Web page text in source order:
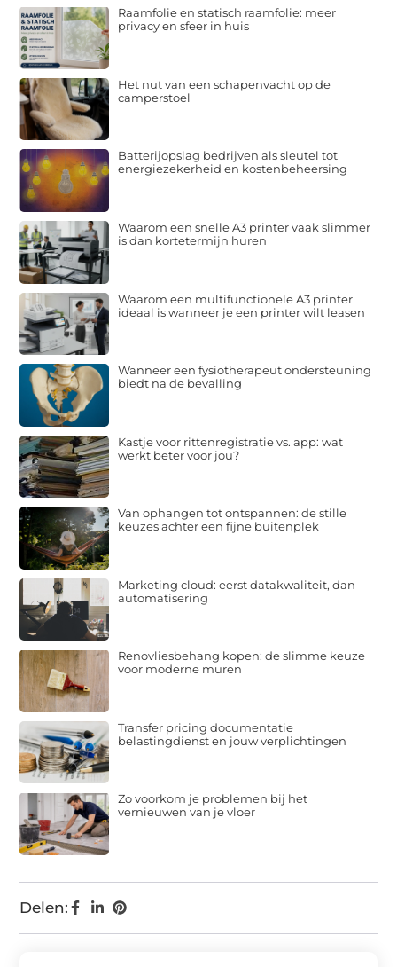
Delen:
Raamfolie en statisch raamfolie: meer
privacy en sfeer in huis
Het nut van een schapenvacht op de
camperstoel
Batterijopslag bedrijven als sleutel tot
energiezekerheid en kostenbeheersing
Waarom een snelle A3 printer vaak slimmer
is dan kortetermijn huren
Waarom een multifunctionele A3 printer
ideaal is wanneer je een printer wilt leasen
Wanneer een fysiotherapeut ondersteuning
biedt na de bevalling
Kastje voor rittenregistratie vs. app: wat
werkt beter voor jou?
Van ophangen tot ontspannen: de stille
keuzes achter een fijne buitenplek
Marketing cloud: eerst datakwaliteit, dan
automatisering
Renovliesbehang kopen: de slimme keuze
voor moderne muren
Transfer pricing documentatie
belastingdienst en jouw verplichtingen
Zo voorkom je problemen bij het
vernieuwen van je vloer